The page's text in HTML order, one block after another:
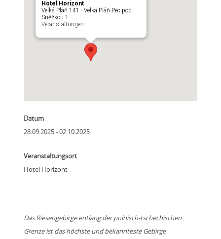
Hotel Horizont
Velká Pláň 141 - Velká Pláň-Pec pod
Sněžkou 1
Veranstaltungen
Datum
28.09.2025 - 02.10.2025
Veranstaltungsort
Hotel Horizont
Das Riesengebirge entlang der polnisch-tschechischen
Grenze ist das höchste und bekannteste Gebirge